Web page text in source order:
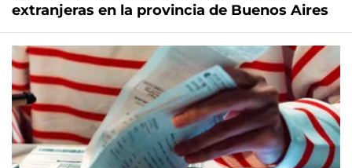
extranjeras en la provincia de Buenos Aires